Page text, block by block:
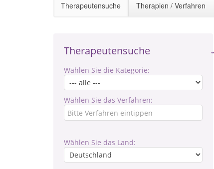
Therapeutensuche Therapien / Verfahren
Therapeutensuche
Wählen Sie die Kategorie:
Wählen Sie das Verfahren:
Wählen Sie das Land: